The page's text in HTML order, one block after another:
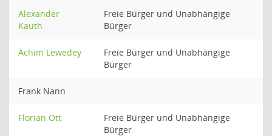
Alexander
Kauth
Freie Bürger und Unabhängige
Bürger
Achim Lewedey
Freie Bürger und Unabhängige
Bürger
Frank Nann
Florian Ott
Freie Bürger und Unabhängige
Bürger